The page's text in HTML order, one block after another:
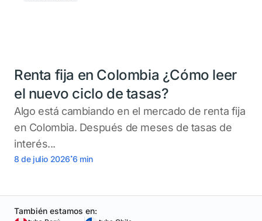
Renta fija en Colombia ¿Cómo leer
el nuevo ciclo de tasas?
Algo está cambiando en el mercado de renta fija
en Colombia. Después de meses de tasas de
interés...
8 de julio 2026.6 min
También estamos en: